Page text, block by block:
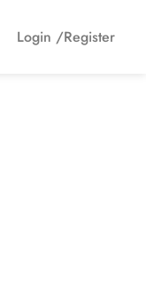
Login /Register